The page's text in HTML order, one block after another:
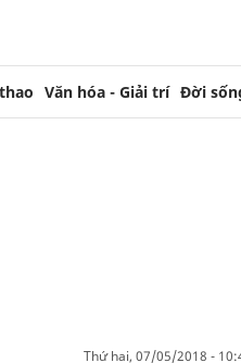
Văn hóa - Giải trí Đời
thứ hai, 07/05/2018 -